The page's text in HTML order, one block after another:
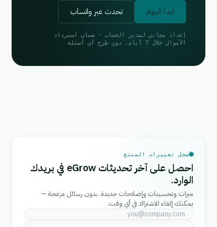
ابدأ اليوم تحدث عبر واتساب
إعداد مجاني لمدير الحساب · ضمان استرداد
الأموال خلال 7 أيام، دون طرح أي أسئلة
سجل تغييرات المنتج
احصل على آخر تحديثات eGrow في بريدك
الوارد.
ميزات وتحسينات وإصلاحات جديدة. بدون رسائل مزعجة —
يمكنك إلغاء الاشتراك في أي وقت.